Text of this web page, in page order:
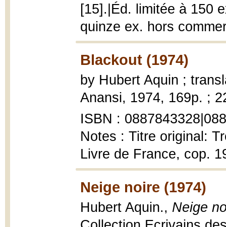
[15].|Éd. limitée à 150
quinze ex. hors
Blackout (1974)
by Hubert Aquin ;
Anansi, 1974, 169p. ;
ISBN :
Notes : Titre original:
Livre de France, cop.
Neige noire (1974)
Hubert Aquin., Neige